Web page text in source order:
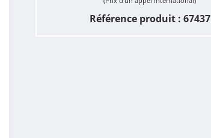
Référence produit : 67437